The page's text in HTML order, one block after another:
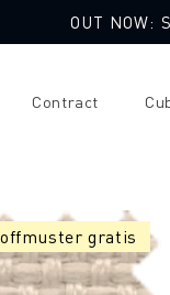
OUT NOW:
Contract
gratis